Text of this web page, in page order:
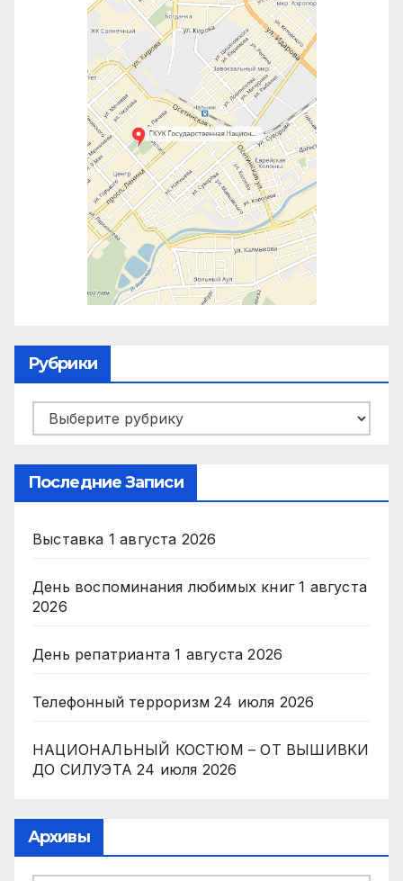
Рубрики
Рубрики
Последние Записи
Выставка 1 августа 2026
День воспоминания любимых книг 1 августа
2026
День репатрианта 1 августа 2026
Телефонный терроризм 24 июля 2026
НАЦИОНАЛЬНЫЙ КОСТЮМ – ОТ ВЫШИВКИ
ДО СИЛУЭТА 24 июля 2026
Архивы